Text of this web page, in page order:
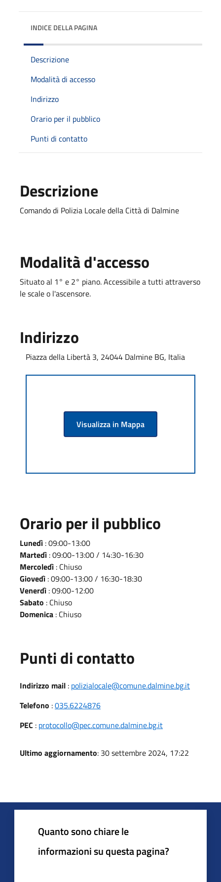
INDICE DELLA PAGINA
Descrizione
Modalità di accesso
Indirizzo
Orario per il pubblico
Punti di contatto
Descrizione
Comando di Polizia Locale della Città di Dalmine
Modalità d'accesso
Situato al 1° e 2° piano. Accessibile a tutti attraverso
le scale o l'ascensore.
Indirizzo
Piazza della Libertà 3, 24044 Dalmine BG, Italia
Visualizza in Mappa
Orario per il pubblico
Lunedì : 09:00-13:00
Martedì : 09:00-13:00 / 14:30-16:30
Mercoledì : Chiuso
Giovedì : 09:00-13:00 / 16:30-18:30
Venerdì : 09:00-12:00
Sabato : Chiuso
Domenica : Chiuso
Punti di contatto
Indirizzo mail : polizialocale@comune.dalmine.bg.it
Telefono :035.6224876
PEC : protocollo@pec.comune.dalmine.bg.it
Ultimo aggiornamento: 30 settembre 2024, 17:22
Quanto sono chiare le
informazioni su questa pagina?